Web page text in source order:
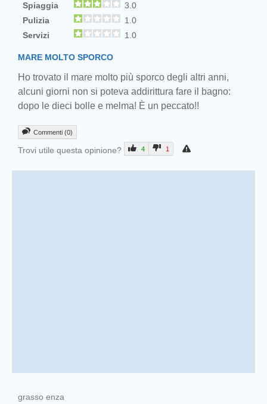
Spiaggia
3.0
Pulizia
1.0
Servizi
1.0
MARE MOLTO SPORCO
Ho trovato il mare molto più sporco degli altri anni,
alcuni giorni non si poteva addirittura fare il bagno:
dopo le dieci bolle e melma! È un peccato!!
Commenti (0)
Trovi utile questa opinione? 4 1
grasso enza